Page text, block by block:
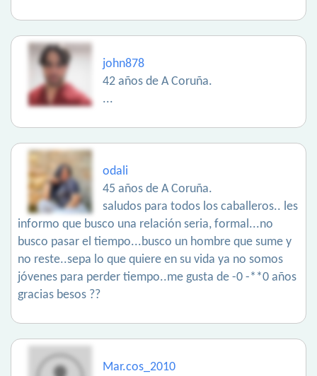
john878
42 años de A Coruña.
...
odali
45 años de A Coruña.
saludos para todos los caballeros.. les
informo que busco una relación seria, formal...no
busco pasar el tiempo...busco un hombre que sume y
no reste..sepa lo que quiere en su vida ya no somos
jóvenes para perder tiempo..me gusta de -0 -**0 años
gracias besos ??
Mar.cos_2010